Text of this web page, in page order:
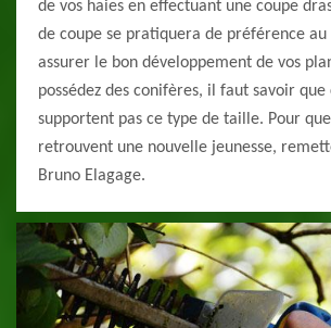
de vos haies en effectuant une coupe
de coupe se pratiquera de préférence
assurer le bon développement de vos
possédez des conifères, il faut savoir que
supportent pas ce type de taille. Pour
retrouvent une nouvelle jeunesse,
Bruno Elagage.